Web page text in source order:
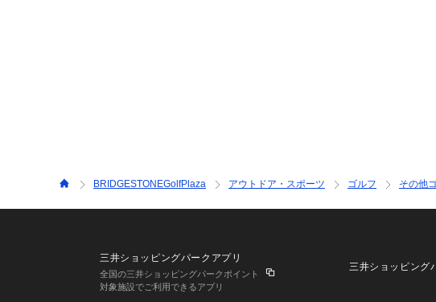
BRIDGESTONEGolfPlaza アウトドア・スポーツ ゴルフ その他
三井ショッピングパークアプリ
全国の三井ショッピングパークポイント
対象施設でご利用できるアプリ
三井ショッピング